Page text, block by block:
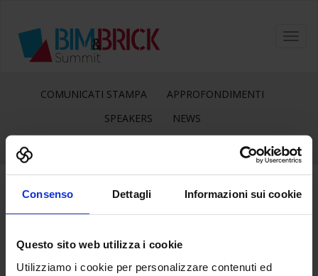
Consenso Dettagli Informazioni sui cookie
Questo sito web utilizza i cookie
Utilizziamo i cookie per personalizzare contenuti ed
COMUNICATI STAMPA
APPROFONDIMENTI
SPEAKERS
NEWS